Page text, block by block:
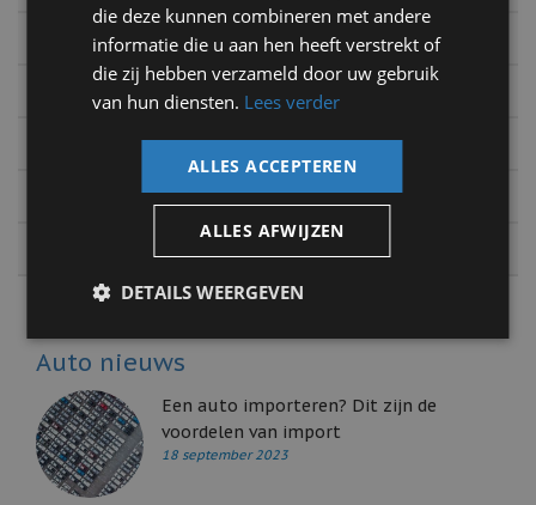
Auto nieuws
Een auto importeren? Dit zijn de
voordelen van import
18 september 2023
die deze kunnen combineren met andere
informatie die u aan hen heeft verstrekt of
die zij hebben verzameld door uw gebruik
van hun diensten. Lees verder
ALLES ACCEPTEREN
ALLES AFWIJZEN
DETAILS WEERGEVEN